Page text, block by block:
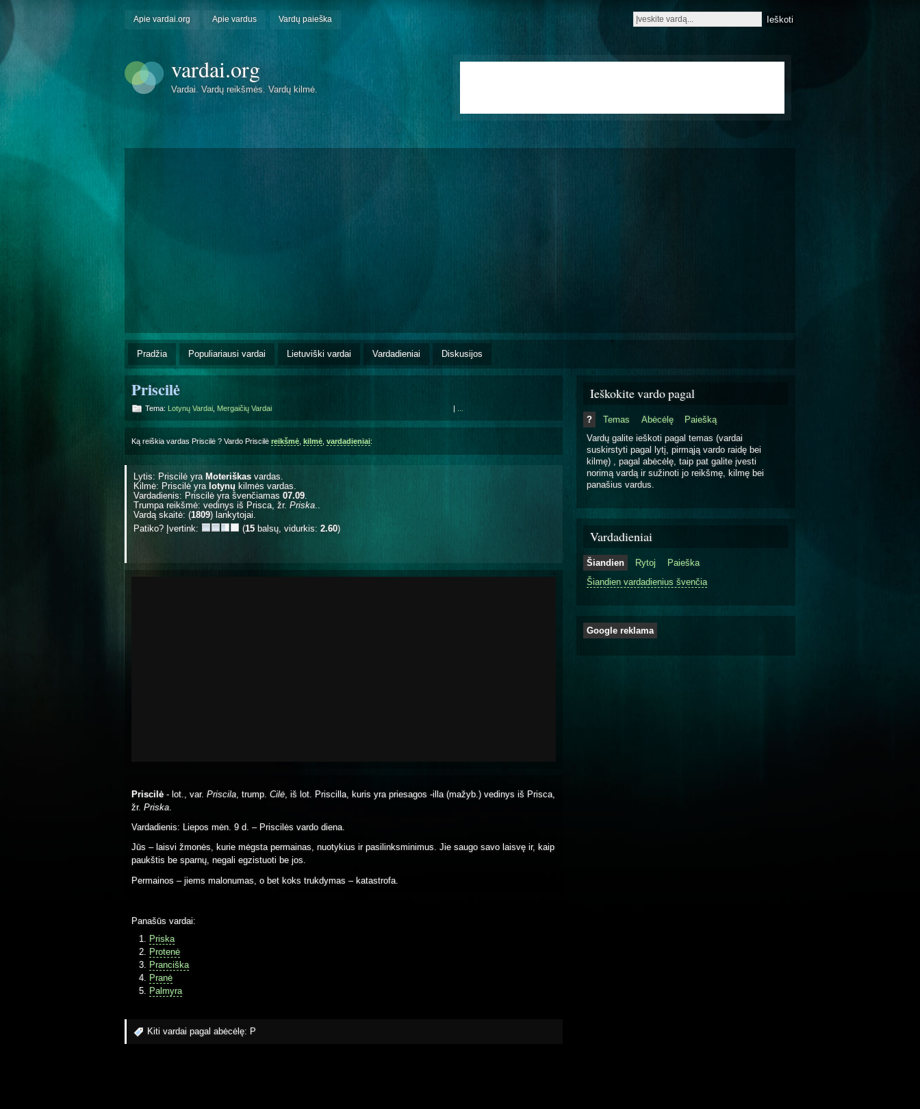
Apie vardai.org Apie vardus Vardų paieška
vardai.org
Vardai. Vardų reikšmės. Vardų kilmė.
Pradžia Populiariausi vardai Lietuviški vardai Vardadieniai Diskusijos
Priscilė
Tema: Lotynų Vardai Mergaičių Vardai |
Ką reiškia vardas Priscilė ? Vardo Priscilė reikšmė kilmė vardadieniai:
Lytis: Priscilė yra Moteriškas vardas.
Kilmė: Priscilė yra lotynų kilmės vardas.
Vardadienis: Priscilė yra švenčiamas 07.09
Trumpa reikšmė: vedinys iš Prisca, žr. Priska
Vardą skaitė: (1809) lankytojai.
Patiko? Įvertink:
(15 balsų, vidurkis: 2.60)
Priscilė - lot., var. Priscila , trump. Cilė , iš lot. Priscilla, kuris yra priesagos -illa (mažyb.) vedinys iš Prisca,
žr. Priska
Vardadienis: Liepos mėn. 9 d. – Priscilės vardo diena.
Jūs – laisvi žmonės, kurie mėgsta permainas, nuotykius ir pasilinksminimus. Jie saugo savo laisvę ir, kaip
paukštis be sparnų, negali egzistuoti be jos.
Permainos – jiems malonumas, o bet koks trukdymas – katastrofa.
Panašūs vardai:
Priska
Protenė
Pranciška
Pranė
Palmyra
Kiti vardai pagal abėcėlę: P
Ieškokite vardo pagal
? Temas Abėcėlę
Paiešką
Vardų galite ieškoti pagal temas (vardai
suskirstyti pagal lytį, pirmąją vardo raidę bei
kilmę) , pagal abėcėlę, taip pat galite įvesti
norimą vardą ir sužinoti jo reikšmę, kilmę bei
panašius vardus.
Vardadieniai
Šiandien Rytoj
Paieška
Šiandien vardadienius švenčia
Google reklama